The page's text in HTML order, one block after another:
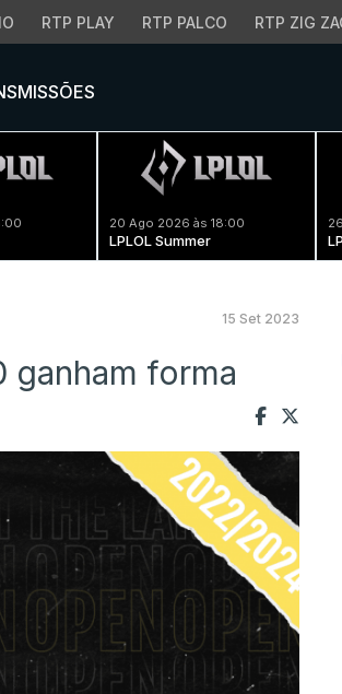
RTP PLAY RTP PALCO RTP ZIG
20 Ago 2026 às 18:00
LPLOL Summer
15 Set 2023
ganham forma